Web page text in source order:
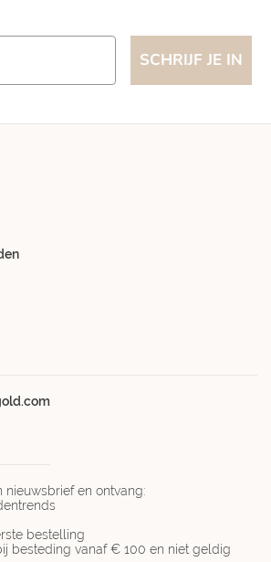
SCHRIJF JE IN
nieuwsbrief en ontvang:
bestelling
besteding vanaf € 100 en niet geldig